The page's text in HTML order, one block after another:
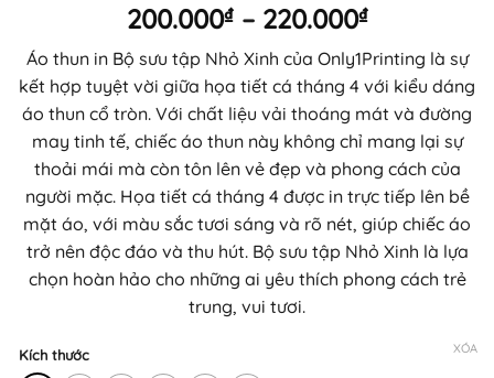
200.000₫ – 220.000₫Khoảng
giá:
từ
200.000₫
đến
220.000₫
Áo thun in Bộ sưu tập Nhỏ Xinh của Only1Printing là sự
kết hợp tuyệt vời giữa họa tiết cá tháng 4 với kiểu dáng
áo thun cổ tròn. Với chất liệu vải thoáng mát và đường
may tinh tế, chiếc áo thun này không chỉ mang lại sự
thoải mái mà còn tôn lên vẻ đẹp và phong cách của
người mặc. Họa tiết cá tháng 4 được in trực tiếp lên bề
mặt áo, với màu sắc tươi sáng và rõ nét, giúp chiếc áo
trở nên độc đáo và thu hút. Bộ sưu tập Nhỏ Xinh là lựa
chọn hoàn hảo cho những ai yêu thích phong cách trẻ
trung, vui tươi.
Kích thước XÓA